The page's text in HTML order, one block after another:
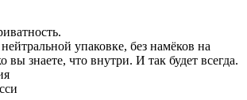
упаковке, без намёков на
вы знаете, что внутри. И так будет всегда.